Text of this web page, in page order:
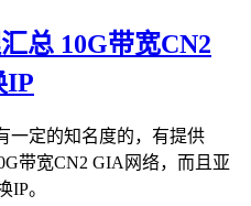
总 10G带宽CN2
IP
一定的知名度的，有提供
带宽CN2 GIA网络，而且亚
IP。